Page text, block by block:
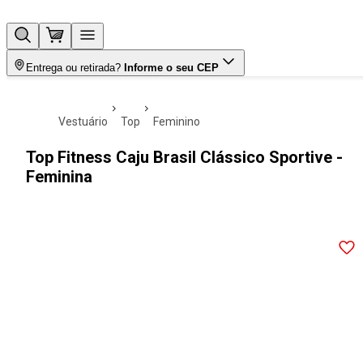
Entrega ou retirada? Informe o seu CEP
vestuário top feminino
Top Fitness Caju Brasil Clássico Sportive -
Feminina